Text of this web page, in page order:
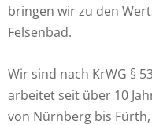
bringen wir zu den
Felsenbad.
Wir sind nach KrWG §
arbeitet seit über 10
von Nürnberg bis